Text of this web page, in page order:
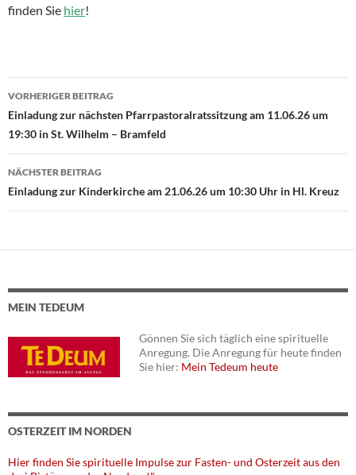
finden Sie hier!
Beitragsnavigation
VORHERIGER BEITRAG
Einladung zur nächsten Pfarrpastoralratssitzung am 11.06.26 um
19:30 in St. Wilhelm – Bramfeld
NÄCHSTER BEITRAG
Einladung zur Kinderkirche am 21.06.26 um 10:30 Uhr in Hl. Kreuz
MEIN TEDEUM
Gönnen Sie sich täglich eine spirituelle
Anregung. Die Anregung für heute finden
Sie hier: Mein Tedeum heute
OSTERZEIT IM NORDEN
Hier finden Sie spirituelle Impulse zur Fasten- und Osterzeit aus den